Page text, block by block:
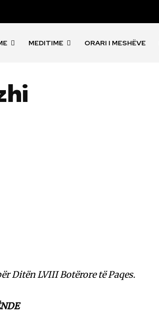
MEDITIME ORARI I MESHËVE
Ditën LVIII Botërore të Paqes.